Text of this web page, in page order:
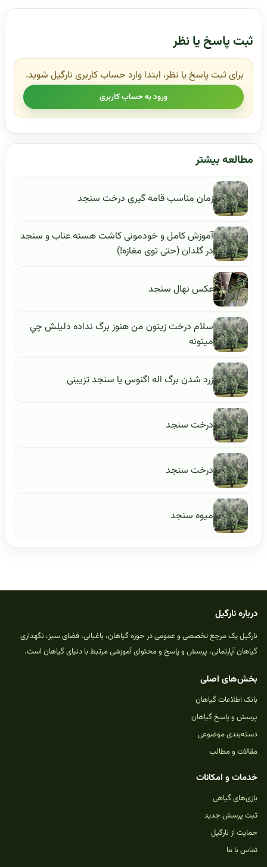
ثبت پاسخ یا نظر
برای ثبت پاسخ یا نظر، ابتدا وارد حساب کاربری نارگیل شوید.
ورود به حساب کاربری
مطالعه بیشتر
زمان مناسب قامه گیری درخت سنجد
آموزش کامل و خودمونی کاشت هسته عناب و سنجد
در گلدان (حتی توی مغازه!)
عکس نهال سنجد
سلام درخت زيتون من هنوز برگ نداده دليلش چي
ميتونه
زرد شدن برگ اله اگنوس یا سنجد تزیینی
درخت سنجد
درخت سنجد
میوه سنجد
درباره نارگیل
نارگیل یک مرجع تخصصی و عمومی در حوزه گیاهان، باغبانی، فضای سبز، نگهداری
گیاهان آپارتمانی، پرسش و پاسخ و محتوای آموزشی مرتبط با دنیای گیاهان است.
بخش‌های اصلی
بانک اطلاعات گیاهان
پرسش و پاسخ گیاهان
دسته‌بندی موضوعی
مقالات و مطالب
خدمات و امکانات
بازی‌های گیاهی
ثبت پرسش جدید
حمایت از نارگیل
تماس با ما